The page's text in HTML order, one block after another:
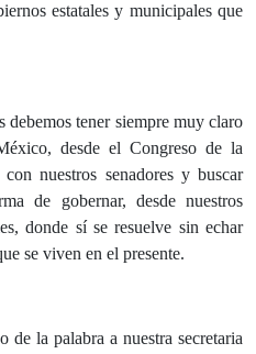
estatales y municipales que
debemos tener siempre muy claro
desde el Congreso de la
nuestros senadores y buscar
de gobernar, desde nuestros
donde sí se resuelve sin echar
se viven en el presente.
de la palabra a nuestra secretaria